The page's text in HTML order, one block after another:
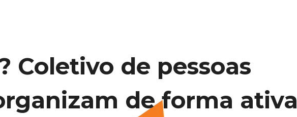
Coletivo de pessoas
de forma ativa